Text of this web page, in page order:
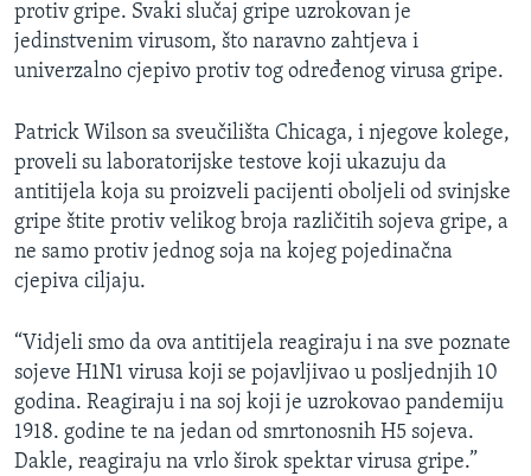
protiv gripe. Svaki slučaj gripe uzrokovan je
jedinstvenim virusom, što naravno zahtjeva i
univerzalno cjepivo protiv tog određenog virusa gripe.
Patrick Wilson sa sveučilišta Chicaga, i njegove kolege,
proveli su laboratorijske testove koji ukazuju da
antitijela koja su proizveli pacijenti oboljeli od svinjske
gripe štite protiv velikog broja različitih sojeva gripe, a
ne samo protiv jednog soja na kojeg pojedinačna
cjepiva ciljaju.
“Vidjeli smo da ova antitijela reagiraju i na sve poznate
sojeve H1N1 virusa koji se pojavljivao u posljednjih 10
godina. Reagiraju i na soj koji je uzrokovao pandemiju
1918. godine te na jedan od smrtonosnih H5 sojeva.
Dakle, reagiraju na vrlo širok spektar virusa gripe.”